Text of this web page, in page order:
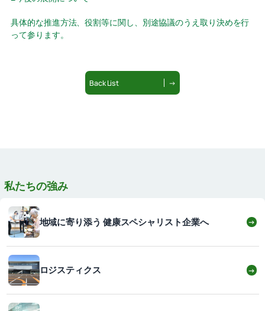
具体的な推進方法、役割等に関し、別途協議のうえ取り決めを行
って参ります。
Back List →
私たちの強み
地域に寄り添う 健康スペシャリスト企業へ →
ロジスティクス →